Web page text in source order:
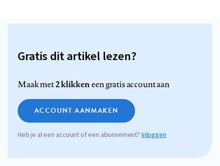
Gratis dit artikel lezen?
Maak met2 klikkeneen gratis account aan
ACCOUNT AANMAKEN
Heb je al een account of een abonnement? Inloggen